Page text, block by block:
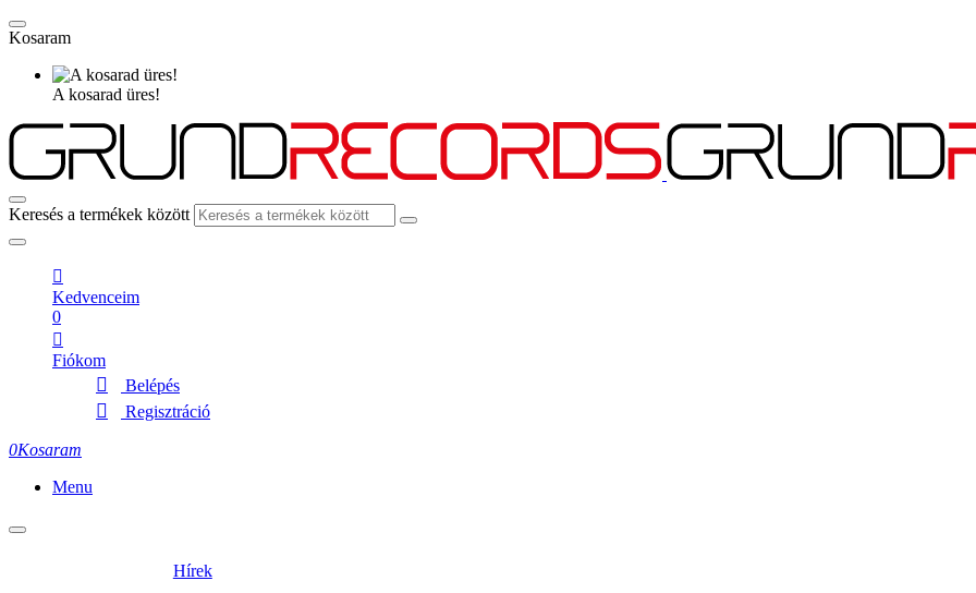
Kosaram
A kosarad üres!
Keresés a termékek között
Kedvenceim
0
Fiókom
Belépés
Regisztráció
0Kosaram
Menu
Hírek